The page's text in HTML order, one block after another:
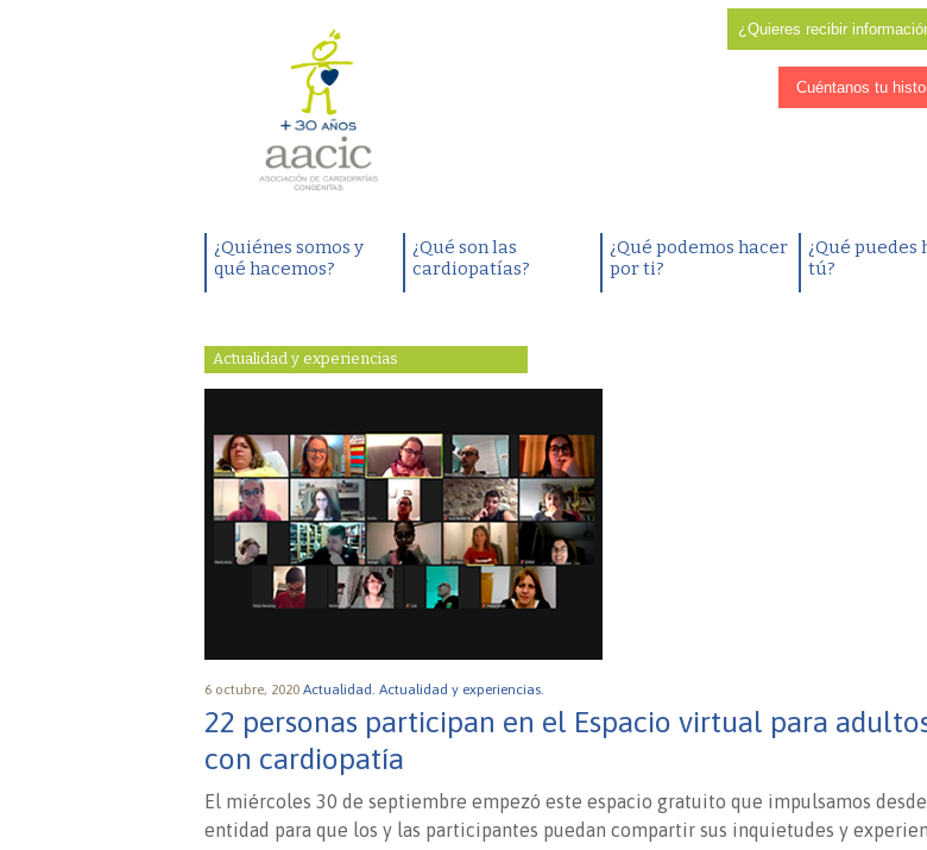
¿Quieres recibir
Cuéntanos tu
¿Quiénes somos y
qué hacemos?
¿Qué son las
cardiopatías?
¿Qué podemos hacer
por ti?
¿Qué puedes
tú?
Actualidad y experiencias
6 octubre, 2020 Actualidad. Actualidad y experiencias.
22 personas participan en el Espacio virtual para
con cardiopatía
El miércoles 30 de septiembre empezó este espacio gratuito que impulsamos
entidad para que los y las participantes puedan compartir sus inquietudes y